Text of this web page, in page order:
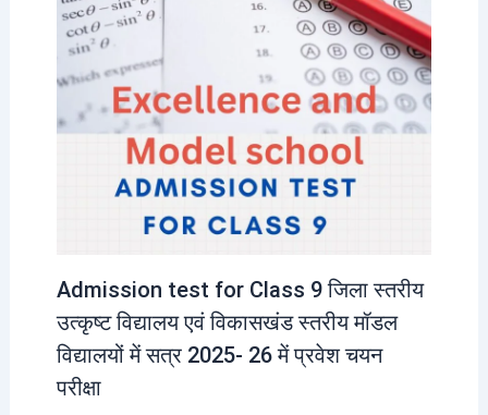
Admission test for Class 9 जिला स्तरीय
उत्कृष्ट विद्यालय एवं विकासखंड स्तरीय मॉडल
विद्यालयों में सत्र 2025- 26 में प्रवेश चयन
परीक्षा